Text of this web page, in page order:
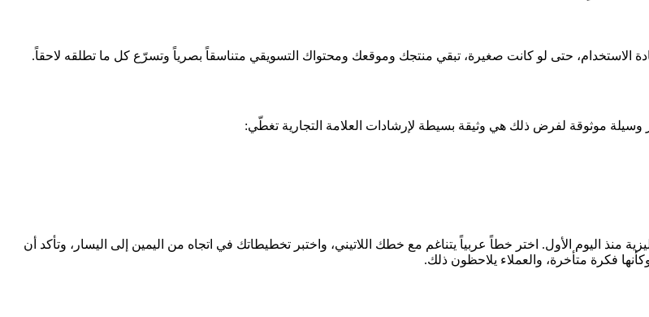
وسيلة موثوقة لفرض ذلك هي وثيقة بسيطة لإرشادات العلامة التجارية تغطّي:
منذ اليوم الأول. اختر خطاً عربياً يتناغم مع خطك اللاتيني، واختبر تخطيطاتك في اتجاه من اليمين إلى اليسار، وتأكد أن
فكرة متأخرة، والعملاء يلاحظون ذلك.